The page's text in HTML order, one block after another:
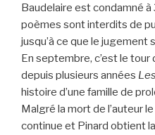
Baudelaire est condamné
poèmes sont interdits de
jusqu’à ce que le
En septembre, c’est le tour
depuis plusieurs années
histoire d’une famille de
Malgré la mort de l’auteur
continue et Pinard obtient